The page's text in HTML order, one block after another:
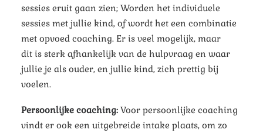
sessies eruit gaan zien; Worden het individuele
sessies met jullie kind, of wordt het een combinatie
met opvoed coaching. Er is veel mogelijk, maar
dit is sterk afhankelijk van de hulpvraag en waar
jullie je als ouder, en jullie kind, zich prettig bij
voelen.
Persoonlijke coaching: Voor persoonlijke coaching
vindt er ook een uitgebreide intake plaats, om zo